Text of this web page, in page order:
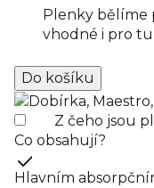
Plenky bělíme
vhodné i pro
Z čeho jsou
Co obsahují?
Hlavním